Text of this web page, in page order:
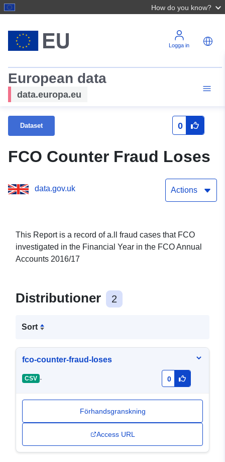
How do you know?
Logga in
European data
data.europa.eu
Dataset 0
FCO Counter Fraud Loses
data.gov.uk Actions
This Report is a record of a.ll fraud cases that FCO
investigated in the Financial Year in the FCO Annual
Accounts 2016/17
Distributioner 2
Sort
fco-counter-fraud-loses
CSV - 0
Förhandsgranskning
Access URL